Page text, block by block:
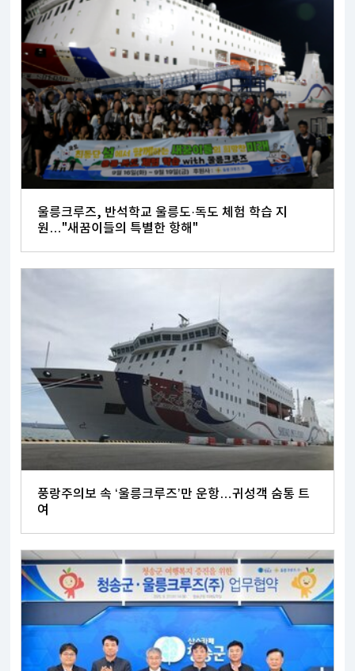
울릉크루즈, 반석학교 울릉도·독도 체험 학습 지
원…"새꿈이들의 특별한 항해"
풍랑주의보 속 ‘울릉크루즈’만 운항…귀성객 숨통 트
여